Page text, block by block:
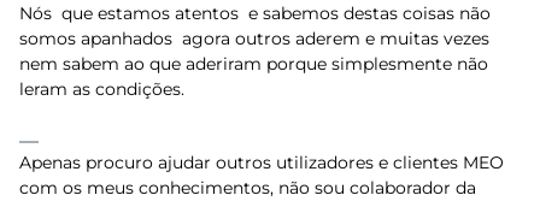
Nós que estamos atentos e sabemos destas coisas não
somos apanhados agora outros aderem e muitas vezes
nem sabem ao que aderiram porque simplesmente não
leram as condições.
Apenas procuro ajudar outros utilizadores e clientes MEO
com os meus conhecimentos, não sou colaborador da